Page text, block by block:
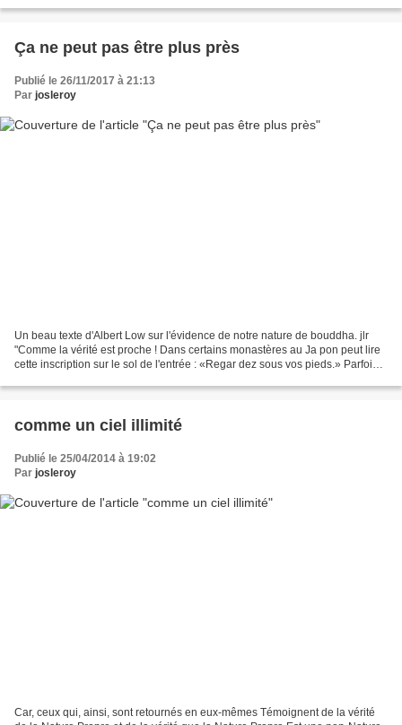
Ça ne peut pas être plus près
Publié le 26/11/2017 à 21:13
Par josleroy
Un beau texte d'Albert Low sur l'évidence de notre nature de bouddha. jlr
"Comme la vérité est proche ! Dans certains monastères au Ja pon peut lire
cette inscription sur le sol de l'entrée : «Regar dez sous vos pieds.» Parfois
comme un ciel illimité
Publié le 25/04/2014 à 19:02
Par josleroy
Car, ceux qui, ainsi, sont retournés en eux-mêmes Témoignent de la vérité